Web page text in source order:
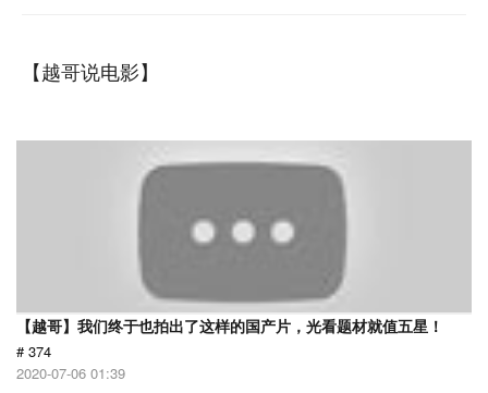
【越哥说电影】
【越哥】我们终于也拍出了这样的国产片，光看题材就值五星！
# 374
2020-07-06 01:39